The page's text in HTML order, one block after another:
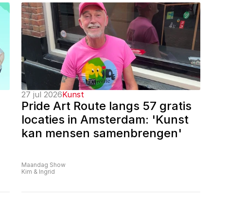
27 jul 2026Kunst
Pride Art Route langs 57 gratis
locaties in Amsterdam: 'Kunst
kan mensen samenbrengen'
Maandag Show
Kim & Ingrid